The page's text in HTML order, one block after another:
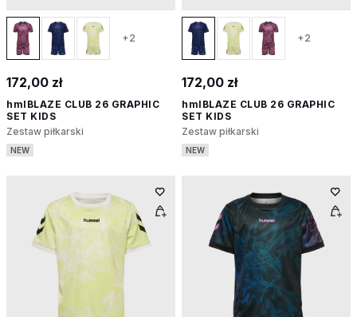
+2
172,00 zł
hmlBLAZE CLUB 26 GRAPHIC
SET KIDS
Zestaw piłkarski
NEW
+2
172,00 zł
hmlBLAZE CLUB 26 GRAPHIC
SET KIDS
Zestaw piłkarski
NEW